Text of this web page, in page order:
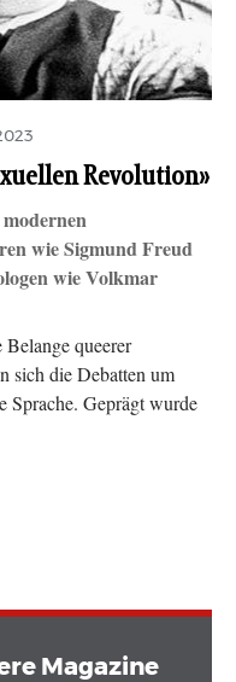
Revolution»
wie Sigmund Freud
wie Volkmar
queerer
sich die Debatten um
Sprache. Geprägt wurde
Magazine